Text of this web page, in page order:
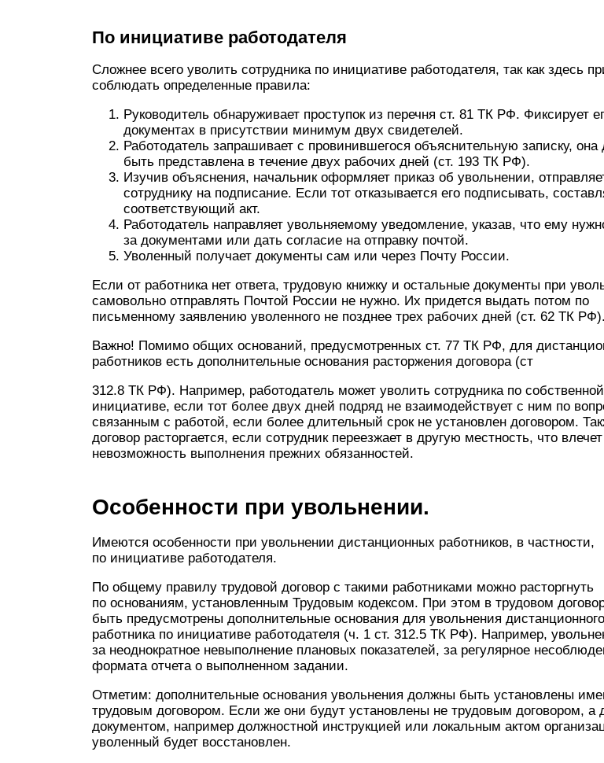
По инициативе работодателя
Сложнее всего уволить сотрудника по инициативе работодателя, так как здесь
соблюдать определенные правила:
Руководитель обнаруживает проступок из перечня ст. 81 ТК РФ. Фиксирует
документах в присутствии минимум двух свидетелей.
Работодатель запрашивает с провинившегося объяснительную записку, она
быть представлена в течение двух рабочих дней (ст. 193 ТК РФ).
Изучив объяснения, начальник оформляет приказ об увольнении,
сотруднику на подписание. Если тот отказывается его подписывать,
соответствующий акт.
Работодатель направляет увольняемому уведомление, указав, что ему
за документами или дать согласие на отправку почтой.
Уволенный получает документы сам или через Почту России.
Если от работника нет ответа, трудовую книжку и остальные документы при
самовольно отправлять Почтой России не нужно. Их придется выдать потом по
письменному заявлению уволенного не позднее трех рабочих дней (ст. 62 ТК РФ).
Важно! Помимо общих оснований, предусмотренных ст. 77 ТК РФ, для
работников есть дополнительные основания расторжения договора (ст
312.8 ТК РФ). Например, работодатель может уволить сотрудника по собственной
инициативе, если тот более двух дней подряд не взаимодействует с ним по
связанным с работой, если более длительный срок не установлен договором.
договор расторгается, если сотрудник переезжает в другую местность, что влечет
невозможность выполнения прежних обязанностей.
Особенности при увольнении.
Имеются особенности при увольнении дистанционных работников, в частности,
по инициативе работодателя.
По общему правилу трудовой договор с такими работниками можно расторгнуть
по основаниям, установленным Трудовым кодексом. При этом в трудовом
быть предусмотрены дополнительные основания для увольнения дистанционного
работника по инициативе работодателя (ч. 1 ст. 312.5 ТК РФ). Например,
за неоднократное невыполнение плановых показателей, за регулярное
формата отчета о выполненном задании.
Отметим: дополнительные основания увольнения должны быть установлены
трудовым договором. Если же они будут установлены не трудовым договором, а
документом, например должностной инструкцией или локальным актом
уволенный будет восстановлен.